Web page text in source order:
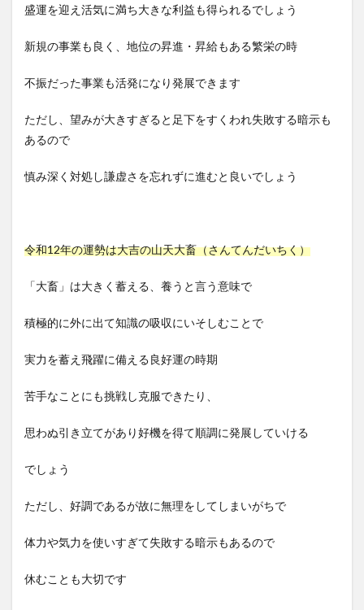
盛運を迎え活気に満ち大きな利益も得られるでしょう
新規の事業も良く、地位の昇進・昇給もある繁栄の時
不振だった事業も活発になり発展できます
ただし、望みが大きすぎると足下をすくわれ失敗する暗示も
あるので
慎み深く対処し謙虚さを忘れずに進むと良いでしょう
令和12年の運勢は大吉の山天大畜（さんてんだいちく）
「大畜」は大きく蓄える、養うと言う意味で
積極的に外に出て知識の吸収にいそしむことで
実力を蓄え飛躍に備える良好運の時期
苦手なことにも挑戦し克服できたり、
思わぬ引き立てがあり好機を得て順調に発展していける
でしょう
ただし、好調であるが故に無理をしてしまいがちで
体力や気力を使いすぎて失敗する暗示もあるので
休むことも大切です